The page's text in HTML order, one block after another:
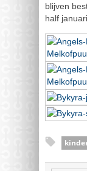
blijven
half